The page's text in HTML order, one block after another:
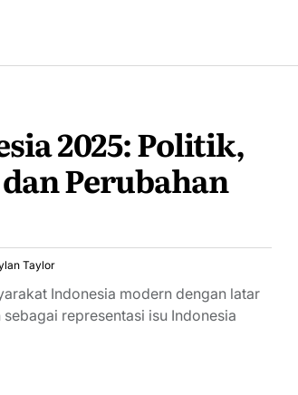
2025: Politik,
Perubahan
Taylor
Indonesia modern dengan latar
representasi isu Indonesia